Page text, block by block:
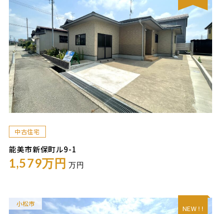
中古住宅
能美市新保町ル9-1
1,579万円 万円
小松市
NEW ! !